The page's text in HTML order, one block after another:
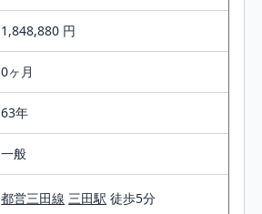
1,848,880 円
0ヶ月
63年
一般
都営三田線 三田駅 徒歩5分